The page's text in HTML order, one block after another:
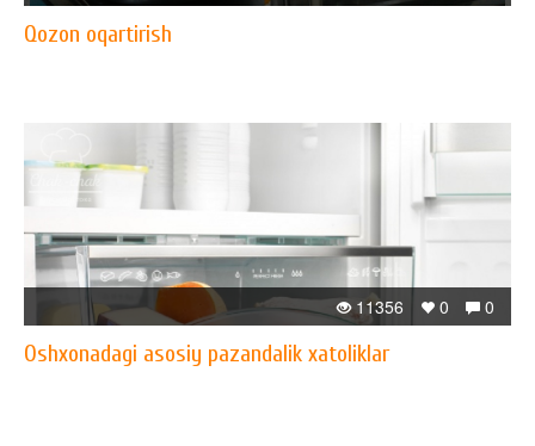
Qozon oqartirish
0
0
11356
Oshxonadagi asosiy pazandalik xatoliklar